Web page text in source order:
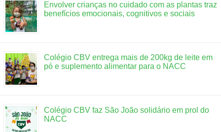
Envolver crianças no cuidado com as plantas traz
benefícios emocionais, cognitivos e sociais
Colégio CBV entrega mais de 200kg de leite em
pó e suplemento alimentar para o NACC
Colégio CBV faz São João solidário em prol do
NACC